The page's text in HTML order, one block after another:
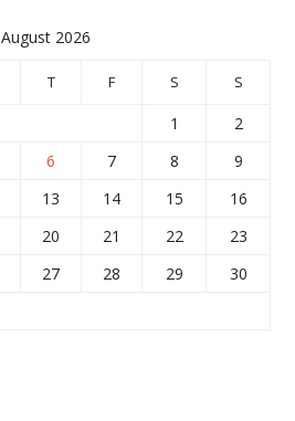
August 2026
T F S S
1
2
6 7 8
9
13 14 15
16
20 21 22
23
27 28 29
30